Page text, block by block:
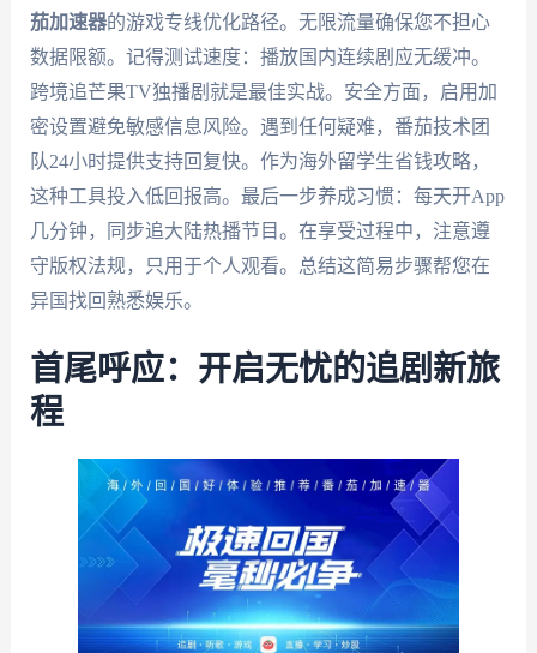
茄加速器的游戏专线优化路径。无限流量确保您不担心
数据限额。记得测试速度：播放国内连续剧应无缓冲。
跨境追芒果TV独播剧就是最佳实战。安全方面，启用加
密设置避免敏感信息风险。遇到任何疑难，番茄技术团
队24小时提供支持回复快。作为海外留学生省钱攻略，
这种工具投入低回报高。最后一步养成习惯：每天开App
几分钟，同步追大陆热播节目。在享受过程中，注意遵
守版权法规，只用于个人观看。总结这简易步骤帮您在
异国找回熟悉娱乐。
首尾呼应：开启无忧的追剧新旅
程